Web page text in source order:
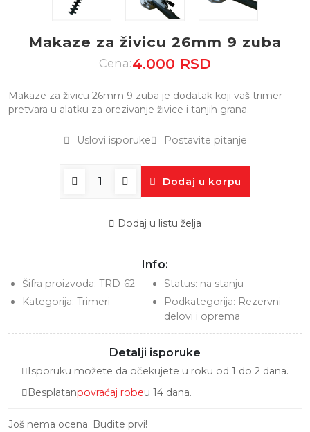
Makaze za živicu 26mm 9 zuba
Cena:4.000 RSD
Makaze za živicu 26mm 9 zuba je dodatak koji vaš trimer
pretvara u alatku za orezivanje živice i tanjih grana.
Uslovi isporuke Postavite pitanje
Dodaj u korpu
Dodaj u listu želja
Info:
Šifra proizvoda: TRD-62 Status: na stanju
Kategorija: Trimeri Podkategorija: Rezervni
delovi i oprema
Detalji isporuke
Isporuku možete da očekujete u roku od 1 do 2 dana.
Besplatanpovraćaj robeu 14 dana.
Još nema ocena. Budite prvi!